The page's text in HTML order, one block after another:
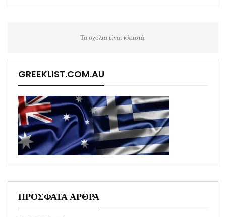
Τα σχόλια είναι κλειστά.
GREEKLIST.COM.AU
ΠΡΟΣΦΑΤΑ ΑΡΘΡΑ